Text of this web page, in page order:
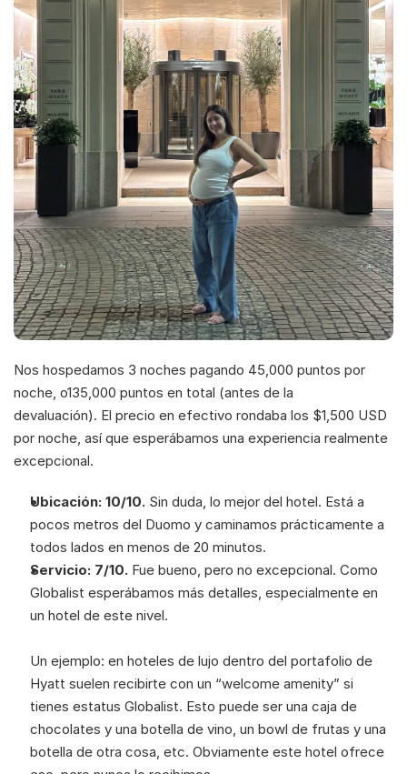
Nos hospedamos 3 noches pagando 45,000 puntos por
noche, o135,000 puntos en total (antes de la
devaluación). El precio en efectivo rondaba los $1,500 USD
por noche, así que esperábamos una experiencia realmente
excepcional.
Ubicación: 10/10. Sin duda, lo mejor del hotel. Está a
pocos metros del Duomo y caminamos prácticamente a
todos lados en menos de 20 minutos.
Servicio: 7/10. Fue bueno, pero no excepcional. Como
Globalist esperábamos más detalles, especialmente en
un hotel de este nivel.
Un ejemplo: en hoteles de lujo dentro del portafolio de
Hyatt suelen recibirte con un “welcome amenity” si
tienes estatus Globalist. Esto puede ser una caja de
chocolates y una botella de vino, un bowl de frutas y una
botella de otra cosa, etc. Obviamente este hotel ofrece